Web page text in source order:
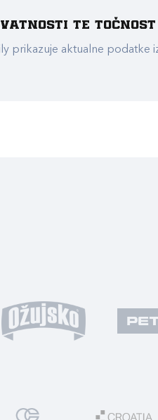
te točnost
prikazuje aktualne